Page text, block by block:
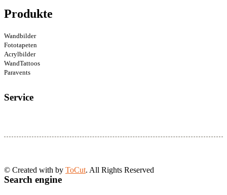
Produkte
Wandbilder
Fototapeten
Acrylbilder
WandTattoos
Paravents
Service
© Created with by ToCut. All Rights Reserved
Search engine